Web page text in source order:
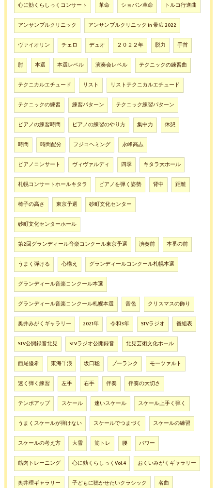
心に効くらしっくコンサート 革命 ショパン革命 トルコ行進曲
アンサンブルクリニック アンサンブルクリニック in 帯広 2022
ヴァイオリン チェロ デュオ ２０２２年 脱力 手首
肘 本選 本選レベル 演奏会レベル テクニックの練習曲
テクニカルエチュード リスト リストテクニカルエチュード
テクニックの練習 練習パターン テクニック練習パターン
ピアノの練習時間 ピアノの練習のやり方 集中力 休憩
時間 時間配分 フジコヘミング 永峰高志
ピアノコンサート ヴィヴァルディ 四季 キタラ大ホール
札幌コンサートホールキタラ ピアノを弾く姿勢 背中 距離
椅子の高さ 東京予選 砂町文化センター
砂町文化センターホール
第2回グランディール音楽コンクール東京予選 演奏前 本番の前
うまく弾ける 心構え グランディールコンクール札幌本選
グランディール音楽コンクール本選
グランディール音楽コンクール札幌本選 音色 クリスマスの飾り
奥井みがくギャラリー 2021年 令和3年 STVラジオ 番組表
STV公開録音北見 STVラジオ公開録音 北見芸術文化ホール
西尾優希 東海千浪 坂口聡 プーランク モーツァルト
速く弾く練習 左手 右手 伴奏 伴奏の大切さ
テンポアップ スケール 速いスケール スケール上手く弾く
うまくスケールが弾けない スケールでつまづく スケールの練習
スケールの考え方 大雪 筋トレ 腰 パワー
筋肉トレーニング 心に効くらしっくVol.4 おくいみがくギャラリー
奥井理ギャラリー 子どもに聴かせたいクラシック 名曲